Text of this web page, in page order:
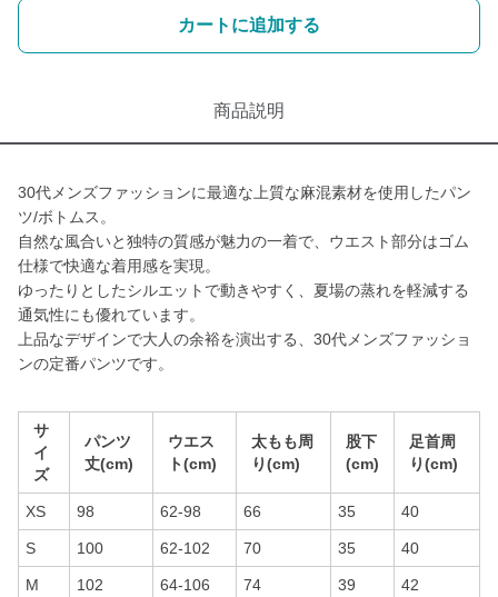
カートに追加する
商品説明
30代メンズファッションに最適な上質な麻混素材を使用したパン
ツ/ボトムス。
自然な風合いと独特の質感が魅力の一着で、ウエスト部分はゴム
仕様で快適な着用感を実現。
ゆったりとしたシルエットで動きやすく、夏場の蒸れを軽減する
通気性にも優れています。
上品なデザインで大人の余裕を演出する、30代メンズファッショ
ンの定番パンツです。
サ
イ
ズ
パンツ
丈(cm)
ウエス
ト(cm)
太もも周
り(cm)
股下
(cm)
足首周
り(cm)
XS 98 62-98 66 35 40
S 100 62-102 70 35 40
M 102 64-106 74 39 42